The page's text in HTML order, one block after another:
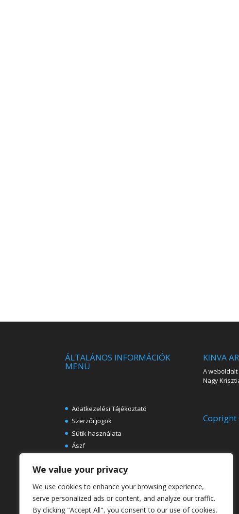
We value your privacy
We use cookies to enhance your browsing experience,
serve personalized ads or content, and analyze our traffic.
By clicking "Accept All", you consent to our use of cookies.
ÁLTALÁNOS INFORMÁCIÓK
MENÜ
Adatkezelési Tájékoztató
Szerzői jogok
Sütik használata
Ászf
Ingyenes e-könyvek festészeti
Rólunk
KINVA
A
Nagy
Copright